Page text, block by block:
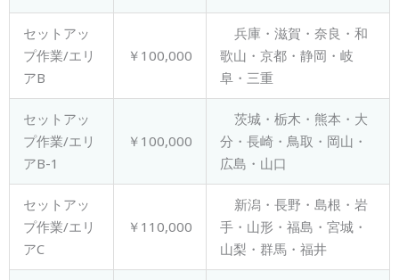
セットアッ
プ作業/エリ
アB
￥100,000
兵庫・滋賀・奈良・和
歌山・京都・静岡・岐
阜・三重
セットアッ
プ作業/エリ
アB-1
￥100,000
茨城・栃木・熊本・大
分・長崎・鳥取・岡山・
広島・山口
セットアッ
プ作業/エリ
アC
￥110,000
新潟・長野・島根・岩
手・山形・福島・宮城・
山梨・群馬・福井